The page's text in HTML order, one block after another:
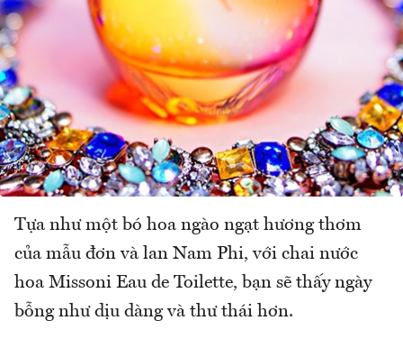
Tựa như một bó hoa ngào ngạt hương thơm
của mẫu đơn và lan Nam Phi, với chai nước
hoa Missoni Eau de Toilette, bạn sẽ thấy ngày
bỗng như dịu dàng và thư thái hơn.